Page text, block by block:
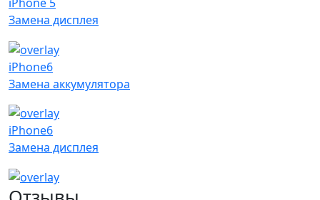
Замена дисплея
iPhone6
Замена аккумулятора
iPhone6
Замена дисплея